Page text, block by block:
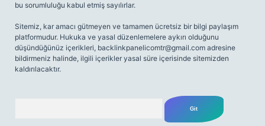
bu sorumluluğu kabul etmiş sayılırlar.
Sitemiz, kar amacı gütmeyen ve tamamen ücretsiz bir bilgi paylaşım
platformudur. Hukuka ve yasal düzenlemelere aykırı olduğunu
düşündüğünüz içerikleri, backlinkpanelicomtr@gmail.com adresine
bildirmeniz halinde, ilgili içerikler yasal süre içerisinde sitemizden
kaldırılacaktır.